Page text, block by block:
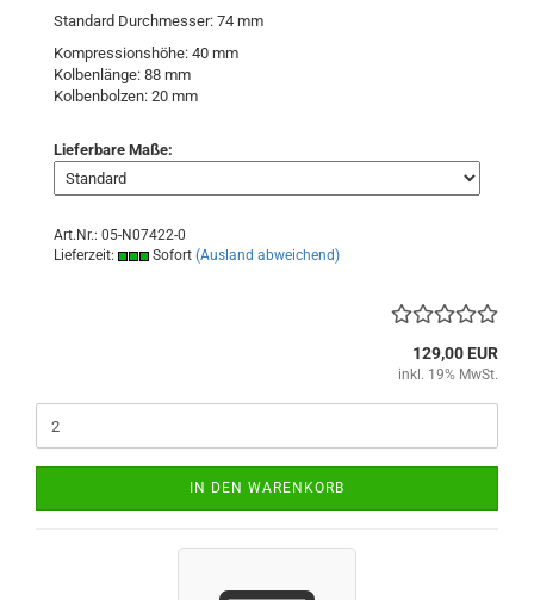
Standard Durchmesser: 74 mm
Kompressionshöhe: 40 mm
Kolbenlänge: 88 mm
Kolbenbolzen: 20 mm
Lieferbare Maße:
Art.Nr.: 05-N07422-0
Lieferzeit:
Sofort (Ausland abweichend)
129,00 EUR
inkl. 19% MwSt.
IN DEN WARENKORB